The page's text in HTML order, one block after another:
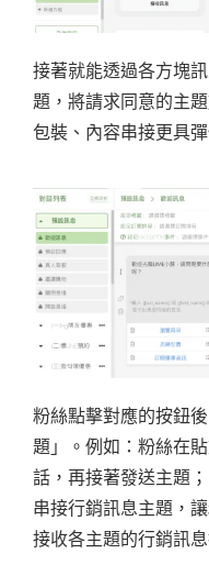
接著就能透過各方塊
題，將請求同意的主
包裝、內容串接更具彈
粉絲點擊對應的按鈕
題」。例如：粉絲在
話，再接著發送主題
串接行銷訊息主題，
接收各主題的行銷訊息